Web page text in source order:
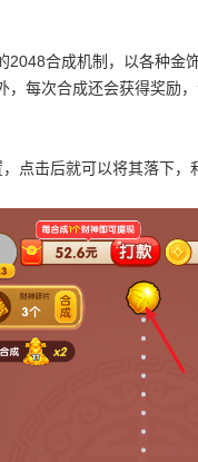
2048合成机制，以各种金
每次合成还会获得奖励
点击后就可以将其落下，